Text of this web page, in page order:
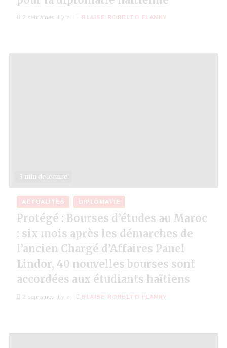
2 semaines il y a BLAISE ROBELTO FLANKY
3 min de lecture
ACTUALITÉS DIPLOMATIE
Protégé : Bourses d’études au Maroc
: six mois après les démarches de
l’ancien Chargé d’Affaires Panel
Lindor, 40 nouvelles bourses sont
accordées aux étudiants haïtiens
2 semaines il y a BLAISE ROBELTO FLANKY